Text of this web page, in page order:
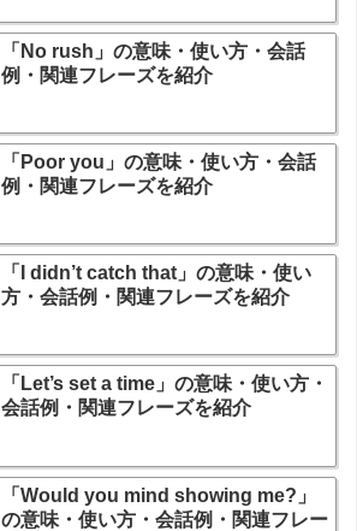
「No rush」の意味・使い方・会話
例・関連フレーズを紹介
「Poor you」の意味・使い方・会話
例・関連フレーズを紹介
「I didn’t catch that」の意味・使い
方・会話例・関連フレーズを紹介
「Let’s set a time」の意味・使い方・
会話例・関連フレーズを紹介
「Would you mind showing me?」
の意味・使い方・会話例・関連フレー